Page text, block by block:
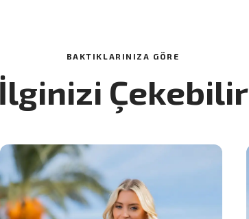
BAKTIKLARINIZA GÖRE
İlginizi Çekebilir